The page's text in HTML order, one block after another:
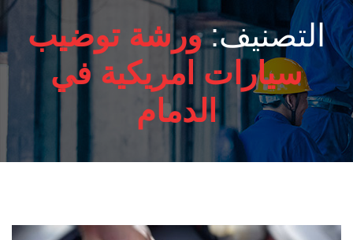
التصنيف:ورشة توضيب
سيارات امريكية في
الدمام